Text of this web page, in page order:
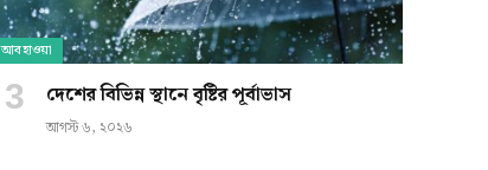
আবহাওয়া
দেশের বিভিন্ন স্থানে বৃষ্টির পূর্বাভাস
আগস্ট ৬, ২০২৬